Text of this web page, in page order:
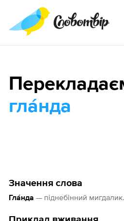
Значення слова
Гла́нда — піднебінний мигдалик.
гла́нда